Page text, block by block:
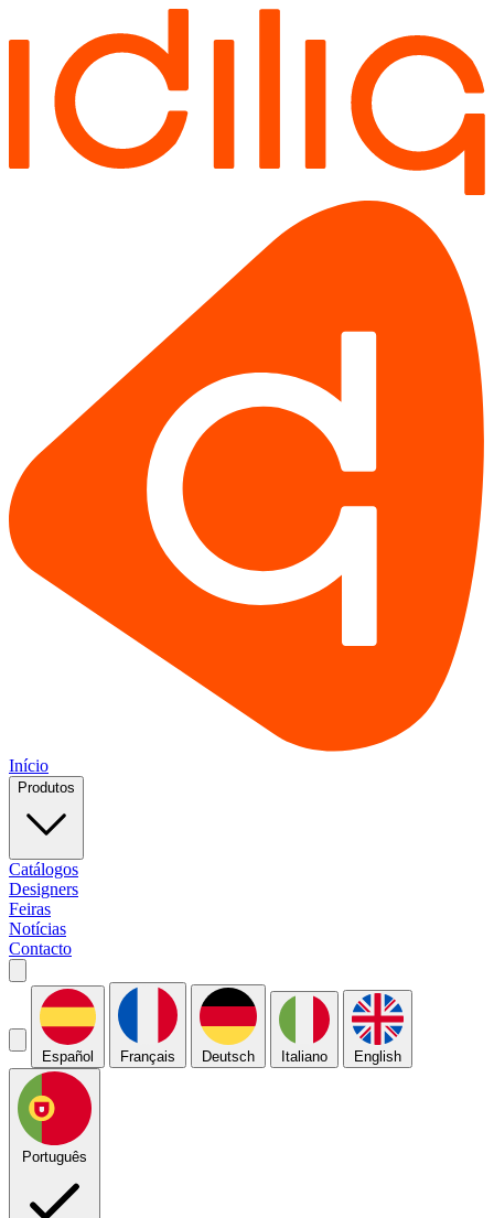
Início
Produtos
Catálogos
Designers
Feiras
Notícias
Contacto
Español Français Deutsch Italiano English
Português